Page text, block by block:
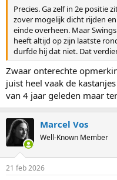
Precies. Ga zelf in 2e positie
zover mogelijk dicht rijden
einde overheen. Maar
heeft altijd op zijn laatste
durfde hij dat niet. Dat
Zwaar onterechte
juist heel vaak de
van 4 jaar geleden maar
Marcel Vos
Well-Known Member
21 feb 2026